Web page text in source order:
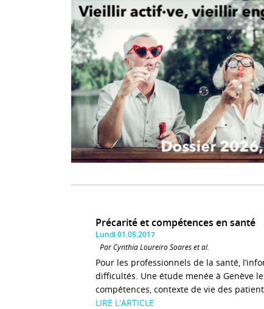
Précarité et compétences en santé
Lundi 01.05.2017
Par Cynthia Loureiro Soares et al.
Pour les professionnels de la santé,
difficultés. Une étude menée à Genève
compétences, contexte de vie des
LIRE L'ARTICLE